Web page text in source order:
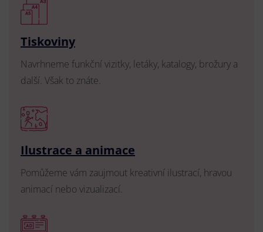
Tiskoviny
Navrhneme funkční vizitky, letáky, katalogy, brožury a
další. Však to znáte.
Ilustrace a animace
Pomůžeme vám zaujmout kreativní ilustrací, hravou
animací nebo vizualizací.